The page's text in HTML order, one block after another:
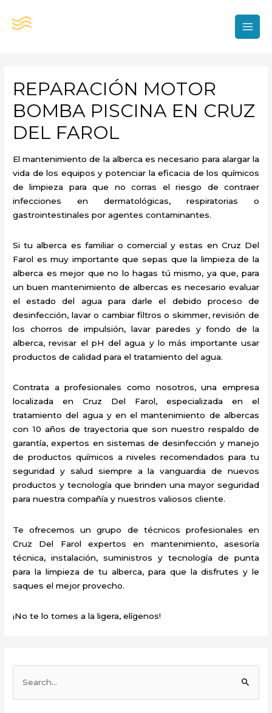
REPARACIÓN MOTOR
BOMBA PISCINA EN CRUZ
DEL FAROL
El mantenimiento de la alberca es necesario para alargar la
vida de los equipos y potenciar la eficacia de los químicos
de limpieza para que no corras el riesgo de contraer
infecciones en dermatológicas, respiratorias o
gastrointestinales por agentes contaminantes.
Si tu alberca es familiar o comercial y estas en Cruz Del
Farol es muy importante que sepas que la limpieza de la
alberca es mejor que no lo hagas tú mismo, ya que, para
un buen mantenimiento de albercas es necesario evaluar
el estado del agua para darle el debido proceso de
desinfección, lavar o cambiar filtros o skimmer, revisión de
los chorros de impulsión, lavar paredes y fondo de la
alberca, revisar el pH del agua y lo más importante usar
productos de calidad para el tratamiento del agua.
Contrata a profesionales como nosotros, una empresa
localizada en Cruz Del Farol, especializada en el
tratamiento del agua y en el mantenimiento de albercas
con 10 años de trayectoria que son nuestro respaldo de
garantía, expertos en sistemas de desinfección y manejo
de productos químicos a niveles recomendados para tu
seguridad y salud siempre a la vanguardia de nuevos
productos y tecnología que brinden una mayor seguridad
para nuestra compañía y nuestros valiosos cliente.
Te ofrecemos un grupo de técnicos profesionales en
Cruz Del Farol expertos en mantenimiento, asesoría
técnica, instalación, suministros y tecnología de punta
para la limpieza de tu alberca, para que la disfrutes y le
saques el mejor provecho.
¡No te lo tomes a la ligera, elígenos!